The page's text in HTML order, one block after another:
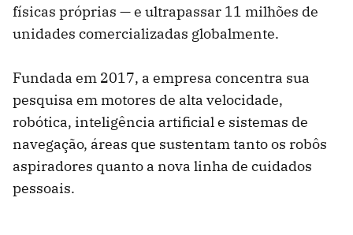
físicas próprias — e ultrapassar 11 milhões de
unidades comercializadas globalmente.
Fundada em 2017, a empresa concentra sua
pesquisa em motores de alta velocidade,
robótica, inteligência artificial e sistemas de
navegação, áreas que sustentam tanto os robôs
aspiradores quanto a nova linha de cuidados
pessoais.